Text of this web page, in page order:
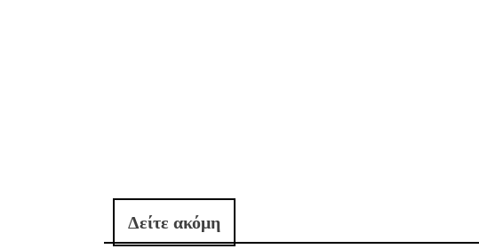
Δείτε ακόμη